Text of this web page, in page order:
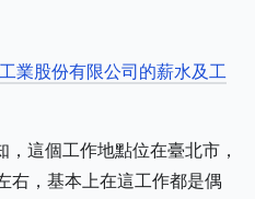
業股份有限公司的薪水及工
這個工作地點位在臺北市，
右，基本上在這工作都是偶